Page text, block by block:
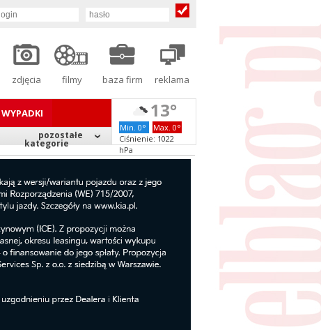
zdjęcia filmy baza firm reklama
WYPADKI
pozostałe
kategorie
13°
Min. 0°
Max. 0°
Ciśnienie: 1022
hPa